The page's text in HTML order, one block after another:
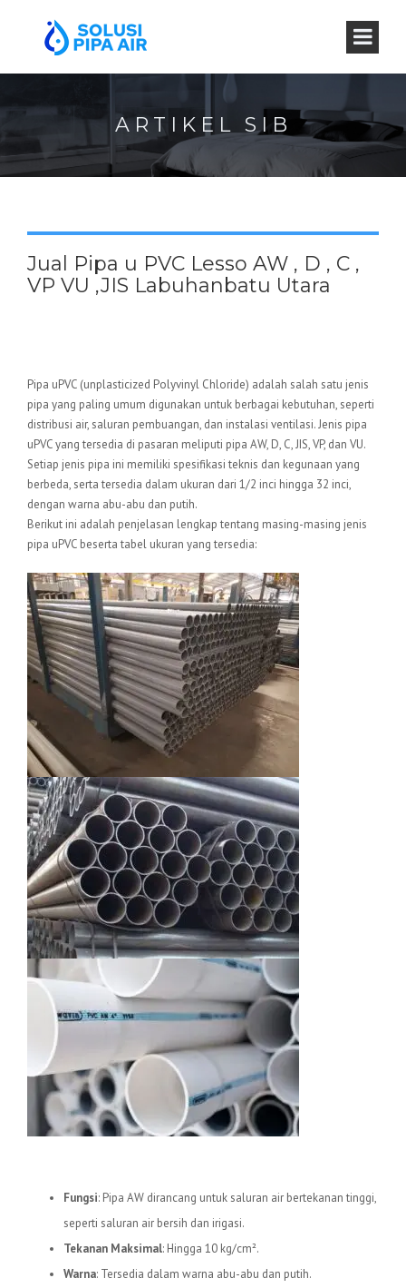
ARTIKEL SIB
Jual Pipa u PVC Lesso AW , D , C ,
VP VU ,JIS Labuhanbatu Utara
Pipa uPVC (unplasticized Polyvinyl Chloride) adalah salah satu jenis
pipa yang paling umum digunakan untuk berbagai kebutuhan, seperti
distribusi air, saluran pembuangan, dan instalasi ventilasi. Jenis pipa
uPVC yang tersedia di pasaran meliputi pipa AW, D, C, JIS, VP, dan VU.
Setiap jenis pipa ini memiliki spesifikasi teknis dan kegunaan yang
berbeda, serta tersedia dalam ukuran dari 1/2 inci hingga 32 inci,
dengan warna abu-abu dan putih.
Berikut ini adalah penjelasan lengkap tentang masing-masing jenis
pipa uPVC beserta tabel ukuran yang tersedia:
Fungsi: Pipa AW dirancang untuk saluran air bertekanan tinggi,
seperti saluran air bersih dan irigasi.
Tekanan Maksimal: Hingga 10 kg/cm².
Warna: Tersedia dalam warna abu-abu dan putih.